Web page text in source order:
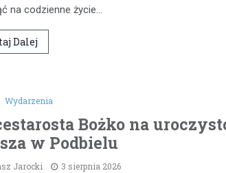
na codzienne życie…
Dalej
Wydarzenia
Bożko na
w Podbielu
Jarocki 3 sierpnia 2026